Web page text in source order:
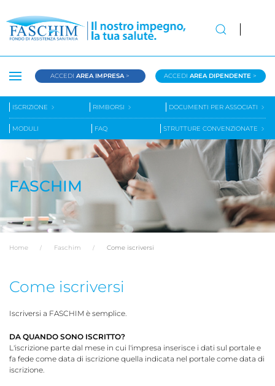
ACCEDIAREA IMPRESA > ACCEDIAREA DIPENDENTE >
ISCRIZIONE RIMBORSI DOCUMENTI PER ASSOCIATI
MODULI FAQ STRUTTURE CONVENZIONATE
FASCHIM
Home Faschim Come iscriversi
Come iscriversi
Iscriversi a FASCHIM è semplice.
DA QUANDO SONO ISCRITTO?
L'iscrizione parte dal mese in cui l'impresa inserisce i dati sul portale e
fa fede come data di iscrizione quella indicata nel portale come data di
iscrizione.